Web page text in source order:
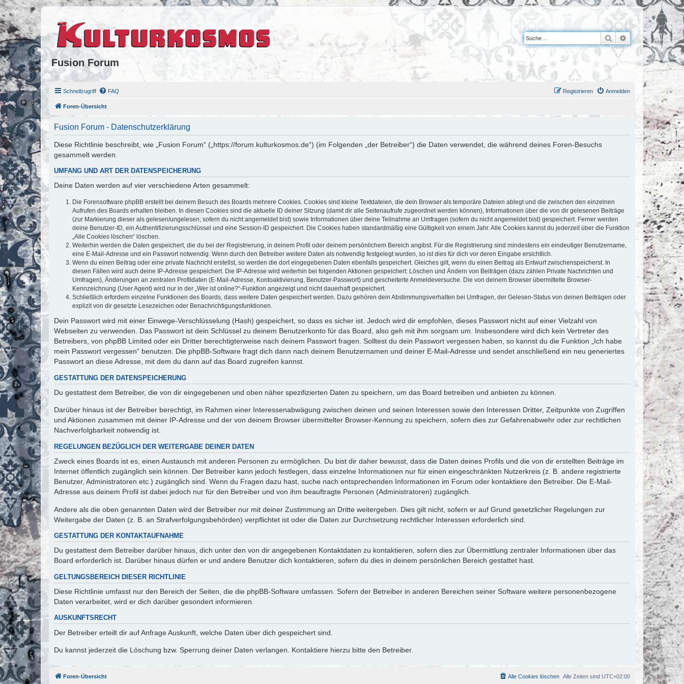
Fusion Forum
Suche Erweiterte Suche
Schnellzugriff FAQ Anmelden
Registrieren
Foren-Übersicht
Fusion Forum - Datenschutzerklärung
Diese Richtlinie beschreibt, wie „Fusion Forum“ („https://forum.kulturkosmos.de“) (im Folgenden „der Betreiber“) die Daten verwendet, die während deines Foren-Besuchs
gesammelt werden.
UMFANG UND ART DER DATENSPEICHERUNG
Deine Daten werden auf vier verschiedene Arten gesammelt:
Die Forensoftware phpBB erstellt bei deinem Besuch des Boards mehrere Cookies. Cookies sind kleine Textdateien, die dein Browser als temporäre Dateien ablegt und die zwischen den einzelnen
Aufrufen des Boards erhalten bleiben. In diesen Cookies sind die aktuelle ID deiner Sitzung (damit dir alle Seitenaufrufe zugeordnet werden können), Informationen über die von dir gelesenen Beiträge
(zur Markierung dieser als gelesen/ungelesen; sofern du nicht angemeldet bist) sowie Informationen über deine Teilnahme an Umfragen (sofern du nicht angemeldet bist) gespeichert. Ferner werden
deine Benutzer-ID, ein Authentifizierungsschlüssel und eine Session-ID gespeichert. Die Cookies haben standardmäßig eine Gültigkeit von einem Jahr. Alle Cookies kannst du jederzeit über die Funktion
„Alle Cookies löschen“ löschen.
Weiterhin werden die Daten gespeichert, die du bei der Registrierung, in deinem Profil oder deinem persönlichem Bereich angibst. Für die Registrierung sind mindestens ein eindeutiger Benutzername,
eine E-Mail-Adresse und ein Passwort notwendig. Wenn durch den Betreiber weitere Daten als notwendig festgelegt wurden, so ist dies für dich vor deren Eingabe ersichtlich.
Wenn du einen Beitrag oder eine private Nachricht erstellst, so werden die dort eingegebenen Daten ebenfalls gespeichert. Gleiches gilt, wenn du einen Beitrag als Entwurf zwischenspeicherst. In
diesen Fällen wird auch deine IP-Adresse gespeichert. Die IP-Adresse wird weiterhin bei folgenden Aktionen gespeichert: Löschen und Ändern von Beiträgen (dazu zählen Private Nachrichten und
Umfragen), Änderungen an zentralen Profildaten (E-Mail-Adresse, Kontoaktivierung, Benutzer-Passwort) und gescheiterte Anmeldeversuche. Die von deinem Browser übermittelte Browser-
Kennzeichnung (User Agent) wird nur in der „Wer ist online?“-Funktion angezeigt und nicht dauerhaft gespeichert.
Schließlich erfordern einzelne Funktionen des Boards, dass weitere Daten gespeichert werden. Dazu gehören dein Abstimmungsverhalten bei Umfragen, der Gelesen-Status von deinen Beiträgen oder
explizit von dir gesetzte Lesezeichen oder Benachrichtigungsfunktionen.
Dein Passwort wird mit einer Einwege-Verschlüsselung (Hash) gespeichert, so dass es sicher ist. Jedoch wird dir empfohlen, dieses Passwort nicht auf einer Vielzahl von
Webseiten zu verwenden. Das Passwort ist dein Schlüssel zu deinem Benutzerkonto für das Board, also geh mit ihm sorgsam um. Insbesondere wird dich kein Vertreter des
Betreibers, von phpBB Limited oder ein Dritter berechtigterweise nach deinem Passwort fragen. Solltest du dein Passwort vergessen haben, so kannst du die Funktion „Ich habe
mein Passwort vergessen“ benutzen. Die phpBB-Software fragt dich dann nach deinem Benutzernamen und deiner E-Mail-Adresse und sendet anschließend ein neu generiertes
Passwort an diese Adresse, mit dem du dann auf das Board zugreifen kannst.
GESTATTUNG DER DATENSPEICHERUNG
Du gestattest dem Betreiber, die von dir eingegebenen und oben näher spezifizierten Daten zu speichern, um das Board betreiben und anbieten zu können.
Darüber hinaus ist der Betreiber berechtigt, im Rahmen einer Interessenabwägung zwischen deinen und seinen Interessen sowie den Interessen Dritter, Zeitpunkte von Zugriffen
und Aktionen zusammen mit deiner IP-Adresse und der von deinem Browser übermittelter Browser-Kennung zu speichern, sofern dies zur Gefahrenabwehr oder zur rechtlichen
Nachverfolgbarkeit notwendig ist.
REGELUNGEN BEZÜGLICH DER WEITERGABE DEINER DATEN
Zweck eines Boards ist es, einen Austausch mit anderen Personen zu ermöglichen. Du bist dir daher bewusst, dass die Daten deines Profils und die von dir erstellten Beiträge im
Internet öffentlich zugänglich sein können. Der Betreiber kann jedoch festlegen, dass einzelne Informationen nur für einen eingeschränkten Nutzerkreis (z. B. andere registrierte
Benutzer, Administratoren etc.) zugänglich sind. Wenn du Fragen dazu hast, suche nach entsprechenden Informationen im Forum oder kontaktiere den Betreiber. Die E-Mail-
Adresse aus deinem Profil ist dabei jedoch nur für den Betreiber und von ihm beauftragte Personen (Administratoren) zugänglich.
Andere als die oben genannten Daten wird der Betreiber nur mit deiner Zustimmung an Dritte weitergeben. Dies gilt nicht, sofern er auf Grund gesetzlicher Regelungen zur
Weitergabe der Daten (z. B. an Strafverfolgungsbehörden) verpflichtet ist oder die Daten zur Durchsetzung rechtlicher Interessen erforderlich sind.
GESTATTUNG DER KONTAKTAUFNAHME
Du gestattest dem Betreiber darüber hinaus, dich unter den von dir angegebenen Kontaktdaten zu kontaktieren, sofern dies zur Übermittlung zentraler Informationen über das
Board erforderlich ist. Darüber hinaus dürfen er und andere Benutzer dich kontaktieren, sofern du dies in deinem persönlichen Bereich gestattet hast.
GELTUNGSBEREICH DIESER RICHTLINIE
Diese Richtlinie umfasst nur den Bereich der Seiten, die die phpBB-Software umfassen. Sofern der Betreiber in anderen Bereichen seiner Software weitere personenbezogene
Daten verarbeitet, wird er dich darüber gesondert informieren.
AUSKUNFTSRECHT
Der Betreiber erteilt dir auf Anfrage Auskunft, welche Daten über dich gespeichert sind.
Du kannst jederzeit die Löschung bzw. Sperrung deiner Daten verlangen. Kontaktiere hierzu bitte den Betreiber.
Foren-Übersicht Alle Zeiten sind UTC+02:00
Alle Cookies löschen